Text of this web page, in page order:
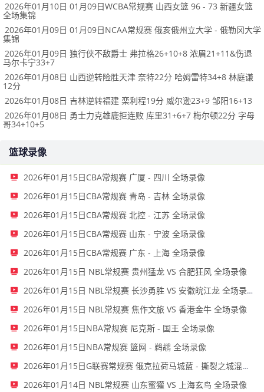
2026年01月10日 01月09日WCBA常规赛 山西女篮 96 - 73 新疆女篮
全场集锦
2026年01月09日 01月09日NCAA常规赛 俄亥俄州立大学 - 俄勒冈大学
集锦
2026年01月09日 独行侠不敌爵士 弗拉格26+10+8 浓眉21+11&伤退
马尔卡宁33+7
2026年01月08日 山西逆转险胜天津 奈特22分 哈姆雷特34+8 林庭谦
12分
2026年01月08日 吉林逆转福建 栾利程19分 威尔逊23+9 邹阳16+13
2026年01月08日 勇士力克雄鹿拒连败 库里31+6+7 梅尔顿22分 字母
哥34+10+5
篮球录像
2026年01月15日CBA常规赛 广厦 - 四川 全场录像
2026年01月15日CBA常规赛 青岛 - 吉林 全场录像
2026年01月15日CBA常规赛 北控 - 江苏 全场录像
2026年01月15日CBA常规赛 山东 - 宁波 全场录像
2026年01月15日CBA常规赛 广东 - 上海 全场录像
2026年01月15日 NBL常规赛 贵州猛龙 VS 合肥狂风 全场录像
2026年01月15日 NBL常规赛 长沙勇胜 VS 安徽皖江龙 全场录像
2026年01月15日 NBL常规赛 焦作文旅 VS 香港金牛 全场录像
2026年01月15日NBA常规赛 尼克斯 - 国王 全场录像
2026年01月15日NBA常规赛 篮网 - 鹈鹕 全场录像
2026年01月15日G联赛常规赛 俄克拉荷马城蓝 - 撕裂之城混音 全场录像
2026年01月14日 NBL常规赛 山东蜜獾 VS 上海玄鸟 全场录像